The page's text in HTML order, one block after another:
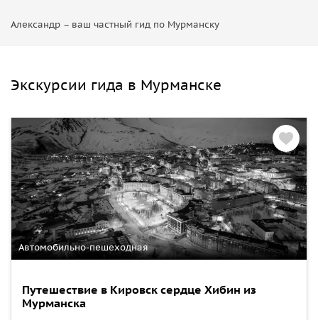
Александр – ваш частный гид по Мурманску
Экскурсии гида в Мурманске
Автомобильно-пешеходная
Путешествие в Кировск сердце Хибин из
Мурманска